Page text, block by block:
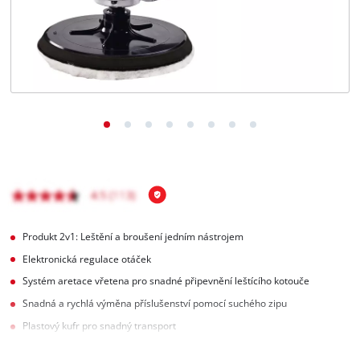
Deutsch
Produkt 2v1: Leštění a broušení jedním nástrojem
Elektronická regulace otáček
Systém aretace vřetena pro snadné připevnění leštícího kotouče
Snadná a rychlá výměna příslušenství pomocí suchého zipu
Plastový kufr pro snadný transport